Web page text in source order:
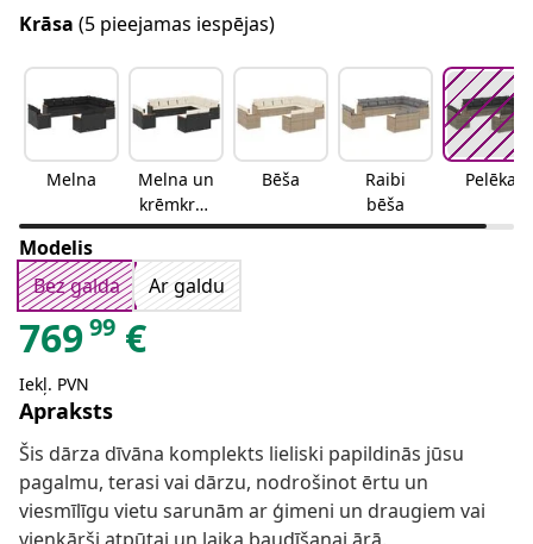
Krāsa (5 pieejamas iespējas)
Melna
Melna un
krēmkrās
as
Bēša
Raibi
bēša
Pelēka
Modelis
Bez galda
Ar galdu
76999 €
Iekļ. PVN
Apraksts
Šis dārza dīvāna komplekts lieliski papildinās jūsu
pagalmu, terasi vai dārzu, nodrošinot ērtu un
viesmīlīgu vietu sarunām ar ģimeni un draugiem vai